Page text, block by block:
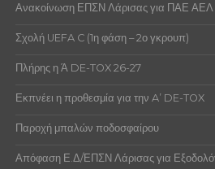
Ανακοίνωση ΕΠΣΝ Λάρισας για ΠΑΕ ΑΕΛ
Σχολή UEFA C (1η φάση – 2ο γκρουπ)
Πλήρης η Ά DE-TOX 26-27
Εκπνέει η προθεσμία για την A’ DE-TOX
Παροχή μπαλών ποδοσφαίρου
Απόφαση Ε.Δ/ΕΠΣΝ Λάρισας για